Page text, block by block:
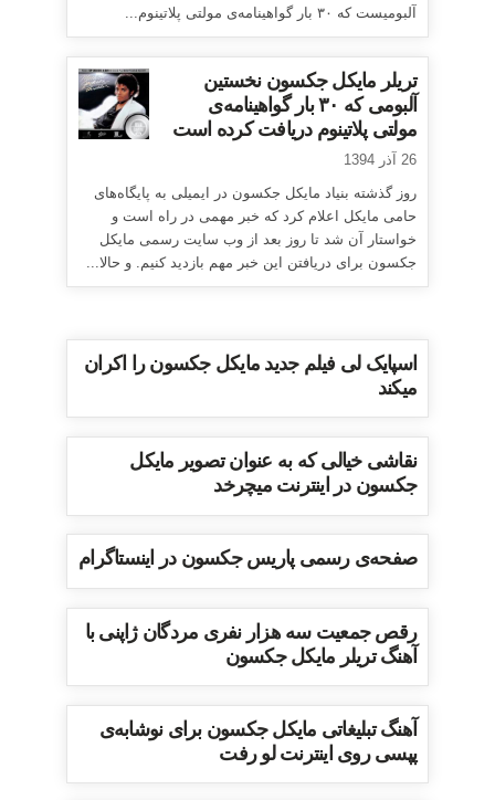
آلبومیست که ۳۰ بار گواهینامه‌ی مولتی پلاتینوم...
تریلر مایکل جکسون نخستین
آلبومی که ۳۰ بار گواهینامه‌ی
مولتی پلاتینوم دریافت کرده است
26 آذر 1394
روز گذشته بنیاد مایکل جکسون در ایمیلی به پایگاه‌های
حامی مایکل اعلام کرد که خبر مهمی در راه است و
خواستار آن شد تا روز بعد از وب سایت رسمی مایکل
جکسون برای دریافتن این خبر مهم بازدید کنیم. و حالا...
اسپایک لی فیلم جدید مایکل جکسون را اکران
میکند
نقاشی خیالی که به عنوان تصویر مایکل
جکسون در اینترنت میچرخد
صفحه‌ی رسمی پاریس جکسون در اینستاگرام
رقص جمعیت سه هزار نفری مردگان ژاپنی با
آهنگ تریلر مایکل جکسون
آهنگ تبلیغاتی مایکل جکسون برای نوشابه‌ی
پپسی روی اینترنت لو رفت